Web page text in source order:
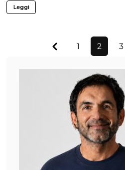
Leggi
Previous1 2 3